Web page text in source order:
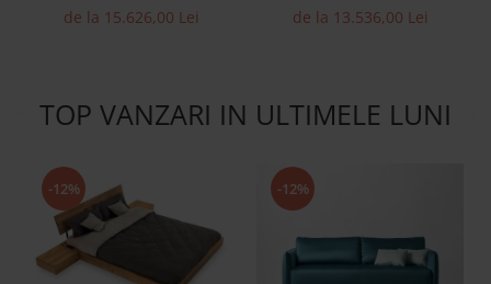
Stil Scandinav Cadru Metal
de la 15.626,00 Lei
310cm Stil Contemporan
de la 13.536,00 Lei
TOP VANZARI IN ULTIMELE LUNI
-12% -12%